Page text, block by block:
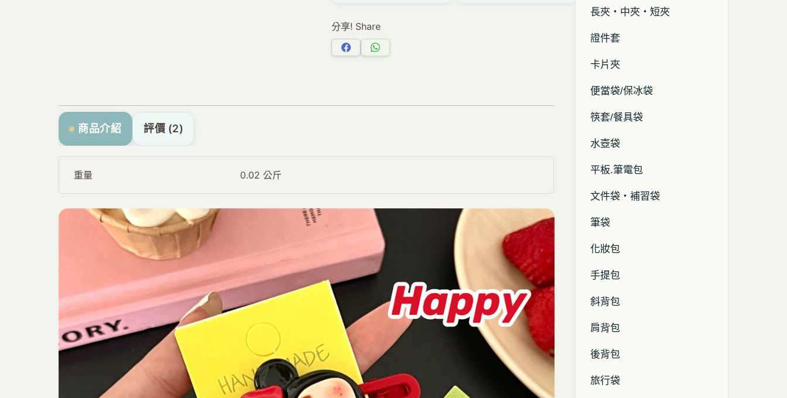
分享! Share
分
分
商品介紹 評價 (2)
重量 0.02 公斤
長夾・中夾・短夾
證件套
卡片夾
便當袋/保冰袋
筷套/餐具袋
水壺袋
平板.筆電包
文件袋・補習袋
筆袋
化妝包
手提包
斜背包
肩背包
後背包
旅行袋